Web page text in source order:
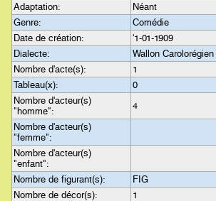
Adaptation:
Néant
Genre:
Comédie
Date de création:
'1-01-1909
Dialecte:
Wallon Carolorégien
Nombre d'acte(s):
1
Tableau(x):
0
Nombre d'acteur(s)
"homme":
4
Nombre d'acteur(s)
"femme":
Nombre d'acteur(s)
"enfant":
Nombre de figurant(s):
FIG
Nombre de décor(s):
1